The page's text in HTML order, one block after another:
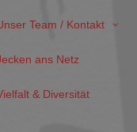
Team / Kontakt
ans Netz
& Diversität